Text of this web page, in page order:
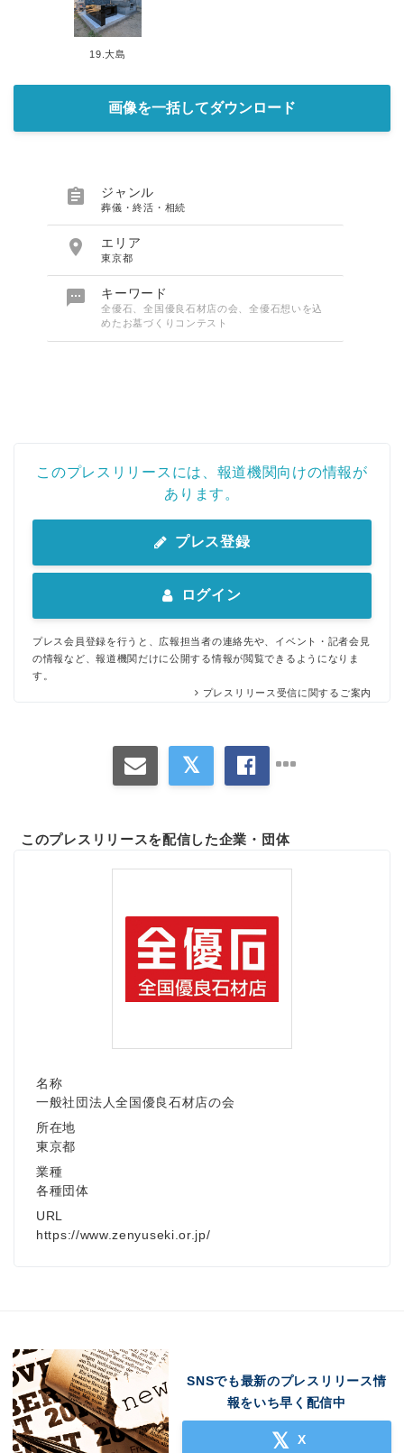
19.大島
画像を一括してダウンロード
 ジャンル
葬儀・終活・相続
 エリア
東京都
 キーワード
全優石、全国優良石材店の会、全優石想いを込
めたお墓づくりコンテスト
このプレスリリースには、報道機関向けの情報が
あります。
プレス登録
ログイン
プレス会員登録を行うと、広報担当者の連絡先や、イベント・記者会見
の情報など、報道機関だけに公開する情報が閲覧できるようになりま
す。
プレスリリース受信に関するご案内
このプレスリリースを配信した企業・団体
名称
一般社団法人全国優良石材店の会
所在地
東京都
業種
各種団体
URL
https://www.zenyuseki.or.jp/
SNSでも最新のプレスリリース情
報をいち早く配信中
X